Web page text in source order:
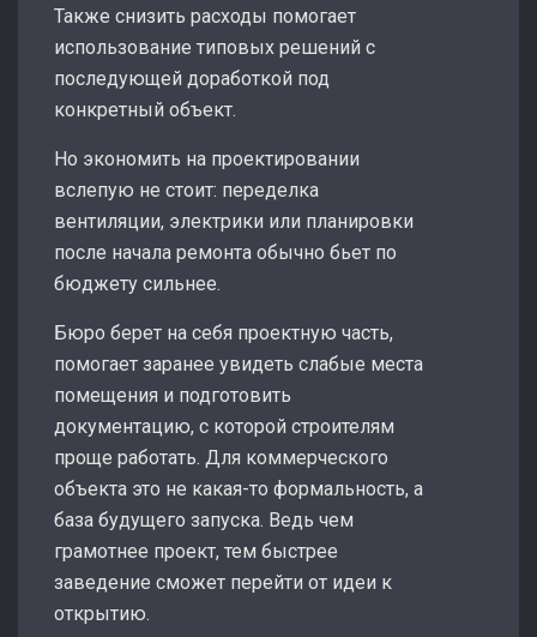
Также снизить расходы помогает
использование типовых решений с
последующей доработкой под
конкретный объект.
Но экономить на проектировании
вслепую не стоит: переделка
вентиляции, электрики или планировки
после начала ремонта обычно бьет по
бюджету сильнее.
Бюро берет на себя проектную часть,
помогает заранее увидеть слабые места
помещения и подготовить
документацию, с которой строителям
проще работать. Для коммерческого
объекта это не какая-то формальность, а
база будущего запуска. Ведь чем
грамотнее проект, тем быстрее
заведение сможет перейти от идеи к
открытию.